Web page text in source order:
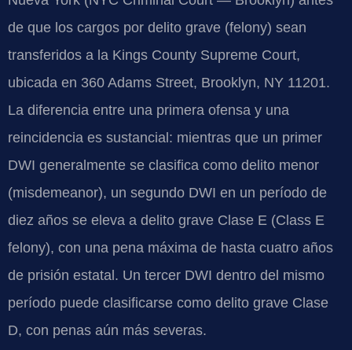
de que los cargos por delito grave (felony) sean
transferidos a la Kings County Supreme Court,
ubicada en 360 Adams Street, Brooklyn, NY 11201.
La diferencia entre una primera ofensa y una
reincidencia es sustancial: mientras que un primer
DWI generalmente se clasifica como delito menor
(misdemeanor), un segundo DWI en un período de
diez años se eleva a delito grave Clase E (Class E
felony), con una pena máxima de hasta cuatro años
de prisión estatal. Un tercer DWI dentro del mismo
período puede clasificarse como delito grave Clase
D, con penas aún más severas.